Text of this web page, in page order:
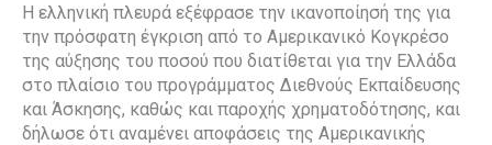
Η ελληνική πλευρά εξέφρασε την ικανοποίησή της για
την πρόσφατη έγκριση από το Αμερικανικό Κογκρέσο
της αύξησης του ποσού που διατίθεται για την Ελλάδα
στο πλαίσιο του προγράμματος Διεθνούς Εκπαίδευσης
και Άσκησης, καθώς και παροχής χρηματοδότησης, και
δήλωσε ότι αναμένει αποφάσεις της Αμερικανικής